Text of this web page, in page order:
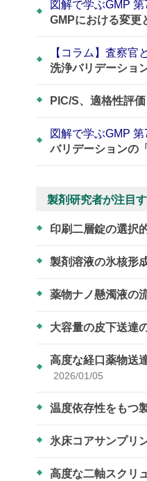
図解で学ぶGMP 第
GMPにおける変更
【コラム】査察官
洗浄バリデーショ
PIC/S、適格性評
図解で学ぶGMP 第
バリデーションの
製剤研究者が注目
印刷二層錠の選択
製剤溶液の氷核形
薬物ナノ懸濁液の
大容量の皮下送達
高度な経口薬物送
2026/01/05
温度依存性をもつ
氷床コアサンプリ
高度な二軸スクリ